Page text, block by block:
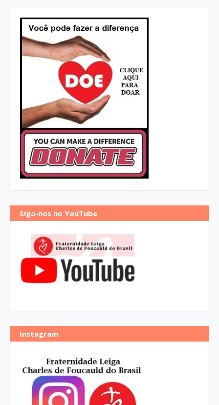
Siga-nos no YouTube
Instagram